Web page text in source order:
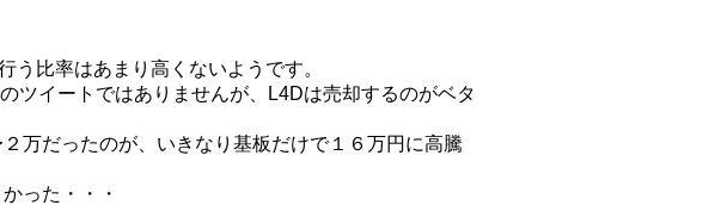
比率はあまり高くないようです。
ツイートではありませんが、L4Dは売却するのがベタ
万だったのが、いきなり基板だけで１６万円に高騰
った・・・